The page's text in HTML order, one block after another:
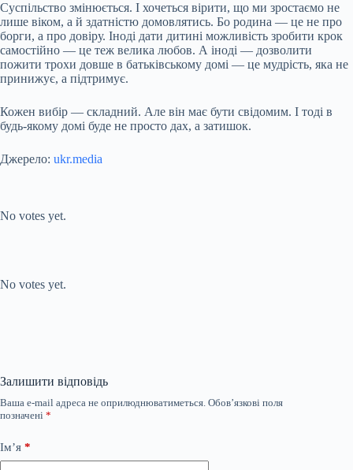
Суспільство змінюється. І хочеться вірити, що ми зростаємо не
лише віком, а й здатністю домовлятись. Бо родина — це не про
борги, а про довіру. Іноді дати дитині можливість зробити крок
самостійно — це теж велика любов. А іноді — дозволити
пожити трохи довше в батьківському домі — це мудрість, яка не
принижує, а підтримує.
Кожен вибір — складний. Але він має бути свідомим. І тоді в
будь-якому домі буде не просто дах, а затишок.
Джерело: ukr.media
No votes yet.
No votes yet.
Залишити відповідь
Ваша e-mail адреса не оприлюднюватиметься. Обов’язкові поля
позначені *
Ім’я *